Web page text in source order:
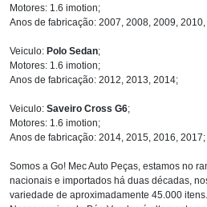
Motores: 1.6 imotion;
Anos de fabricação: 2007, 2008, 2009, 2010,
Veiculo: Polo Sedan;
Motores: 1.6 imotion;
Anos de fabricação: 2012, 2013, 2014;
Veiculo: Saveiro Cross G6;
Motores: 1.6 imotion;
Anos de fabricação: 2014, 2015, 2016, 2017;
Somos a Go! Mec Auto Peças, estamos no
nacionais e importados há duas décadas,
variedade de aproximadamente 45.000 itens.